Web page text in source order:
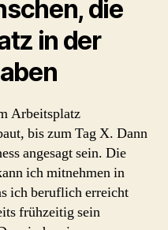
die
in der
Arbeitsplatz
bis zum Tag X. Dann
angesagt sein. Die
ich mitnehmen in
ich beruflich erreicht
frühzeitig sein